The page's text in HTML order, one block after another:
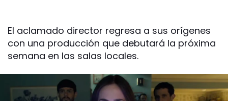
El aclamado director regresa a sus orígenes
con una producción que debutará la próxima
semana en las salas locales.